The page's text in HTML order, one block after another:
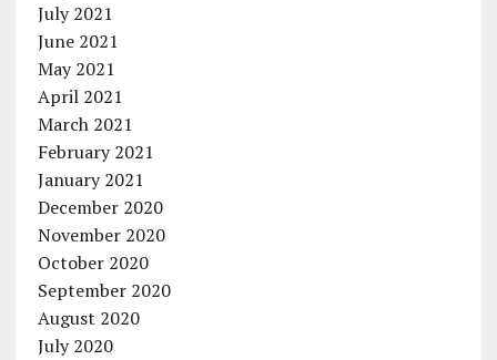
July 2021
June 2021
May 2021
April 2021
March 2021
February 2021
January 2021
December 2020
November 2020
October 2020
September 2020
August 2020
July 2020